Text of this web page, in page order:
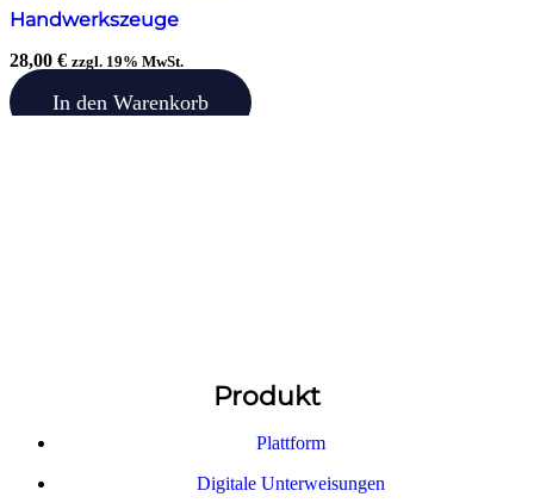
Handwerkszeuge
28,00 € zzgl. 19% MwSt.
In den Warenkorb
Produkt
Plattform
Digitale Unterweisungen